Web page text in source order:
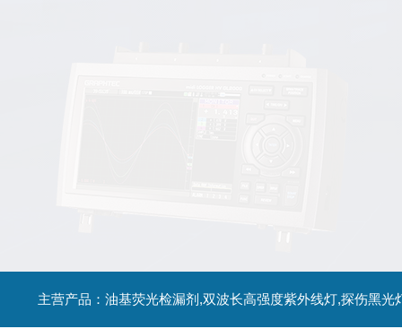
主营产品：油基荧光检漏剂,双波长高强度紫外线灯,探伤黑光